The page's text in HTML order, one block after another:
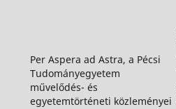
Per Aspera ad Astra, a Pécsi
Tudományegyetem
művelődés- és
egyetemtörténeti közleményei